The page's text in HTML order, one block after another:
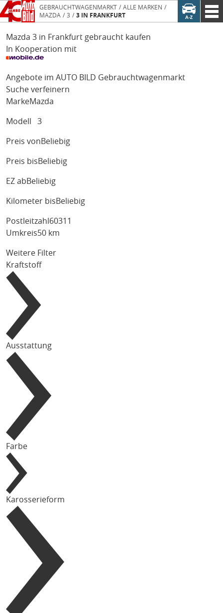
GEBRAUCHTWAGENMARKT
ALLE MARKEN
MAZDA
3 3 IN FRANKFURT
Mazda 3 in Frankfurt gebraucht kaufen
In Kooperation mit
Angebote im AUTO BILD Gebrauchtwagenmarkt
Suche verfeinern
MarkeMazda
Modell 3
Preis von Beliebig
Preis bis Beliebig
EZ ab Beliebig
Kilometer bis Beliebig
Postleitzahl
Umkreis50 km
Weitere Filter
Kraftstoff
Ausstattung
Farbe
Karosserieform